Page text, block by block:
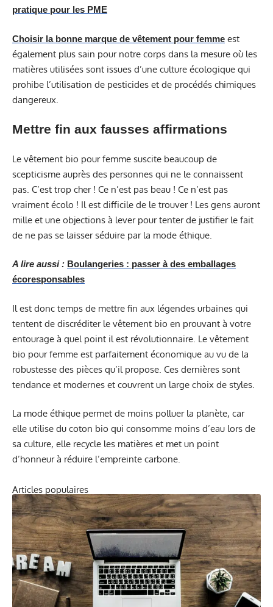
pratique pour les PME
Choisir la bonne marque de vêtement pour femme est
également plus sain pour notre corps dans la mesure où les
matières utilisées sont issues d’une culture écologique qui
prohibe l’utilisation de pesticides et de procédés chimiques
dangereux.
Mettre fin aux fausses affirmations
Le vêtement bio pour femme suscite beaucoup de
scepticisme auprès des personnes qui ne le connaissent
pas. C’est trop cher ! Ce n’est pas beau ! Ce n’est pas
vraiment écolo ! Il est difficile de le trouver ! Les gens auront
mille et une objections à lever pour tenter de justifier le fait
de ne pas se laisser séduire par la mode éthique.
A lire aussi : Boulangeries : passer à des emballages
écoresponsables
Il est donc temps de mettre fin aux légendes urbaines qui
tentent de discréditer le vêtement bio en prouvant à votre
entourage à quel point il est révolutionnaire. Le vêtement
bio pour femme est parfaitement économique au vu de la
robustesse des pièces qu’il propose. Ces dernières sont
tendance et modernes et couvrent un large choix de styles.
La mode éthique permet de moins polluer la planète, car
elle utilise du coton bio qui consomme moins d’eau lors de
sa culture, elle recycle les matières et met un point
d’honneur à réduire l’empreinte carbone.
Articles populaires